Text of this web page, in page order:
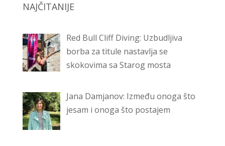
NAJČITANIJE
Red Bull Cliff Diving: Uzbudljiva
borba za titule nastavlja se
skokovima sa Starog mosta
Jana Damjanov: Između onoga što
jesam i onoga što postajem